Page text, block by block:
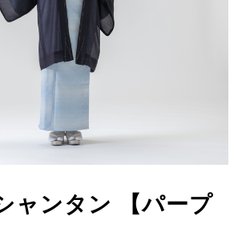
ャンタン 【パープ